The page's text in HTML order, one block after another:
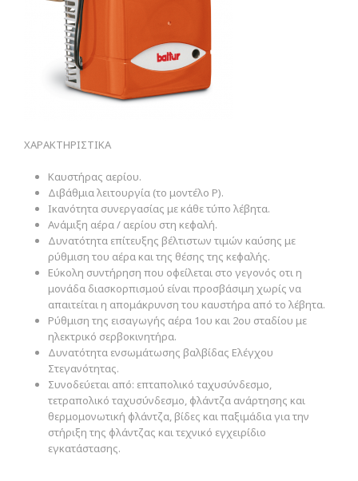
ΧΑΡΑΚΤΗΡΙΣΤΙΚΑ
Καυστήρας αερίου.
Διβάθμια λειτουργία (το μοντέλο P).
Ικανότητα συνεργασίας με κάθε τύπο λέβητα.
Ανάμιξη αέρα / αερίου στη κεφαλή.
Δυνατότητα επίτευξης βέλτιστων τιμών καύσης με
ρύθμιση του αέρα και της θέσης της κεφαλής.
Εύκολη συντήρηση που οφείλεται στο γεγονός οτι η
μονάδα διασκορπισμού είναι προσβάσιμη χωρίς να
απαιτείται η απομάκρυνση του καυστήρα από το λέβητα.
Ρύθμιση της εισαγωγής αέρα 1ου και 2ου σταδίου με
ηλεκτρικό σερβοκινητήρα.
Δυνατότητα ενσωμάτωσης βαλβίδας Ελέγχου
Στεγανότητας.
Συνοδεύεται από: επταπολικό ταχυσύνδεσμο,
τετραπολικό ταχυσύνδεσμο, φλάντζα ανάρτησης και
θερμομονωτική φλάντζα, βίδες και παξιμάδια για την
στήριξη της φλάντζας και τεχνικό εγχειρίδιο
εγκατάστασης.